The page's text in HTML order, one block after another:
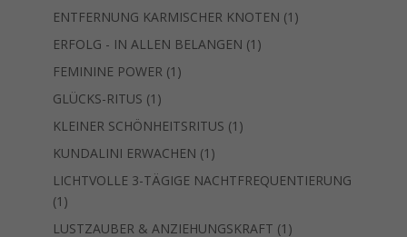
Produkte
ENTFERNUNG KARMISCHER KNOTEN 1 1
ERFOLG - IN ALLEN BELANGEN 1 1
FEMININE POWER 1 1
GLÜCKS-RITUS 1 1
Produkt
KLEINER SCHÖNHEITSRITUS 1 1
KUNDALINI ERWACHEN 1 1
Produkt
LICHTVOLLE 3-TÄGIGE NACHTFREQUENTIERUNG
1 1
Produkt
LUSTZAUBER & ANZIEHUNGSKRAFT 1 1